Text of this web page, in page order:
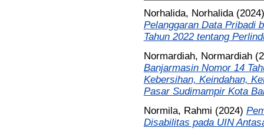
Norhalida, Norhalida
Pelanggaran Data Pribadi
Tahun 2022 tentang
Normardiah, Normardiah
Banjarmasin Nomor 14
Kebersihan, Keindahan,
Pasar Sudimampir Kota
Normila, Rahmi (2024)
Disabilitas pada UIN